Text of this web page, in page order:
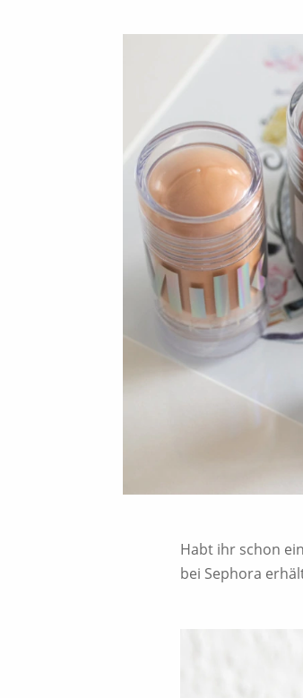
Habt ihr schon
bei Sephora